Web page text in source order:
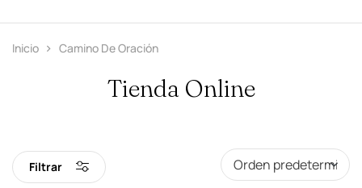
Inicio Camino De Oración
Tienda Online
Filtrar